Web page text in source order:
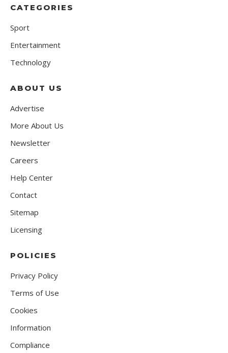
CATEGORIES
Sport
Entertainment
Technology
ABOUT US
Advertise
More About Us
Newsletter
Careers
Help Center
Contact
Sitemap
Licensing
POLICIES
Privacy Policy
Terms of Use
Cookies
Information
Compliance